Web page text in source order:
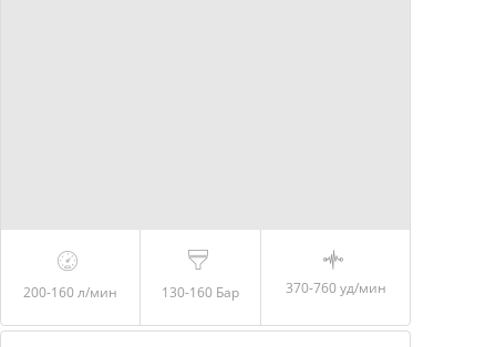
200-160л/мин 130-160 Бар 370-760 уд/мин